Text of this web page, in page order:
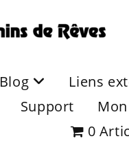
Blog
Liens
Support
0